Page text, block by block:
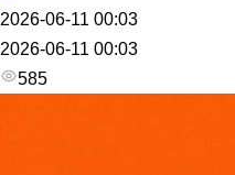
2026-06-11 00:03
2026-06-11 00:03
585